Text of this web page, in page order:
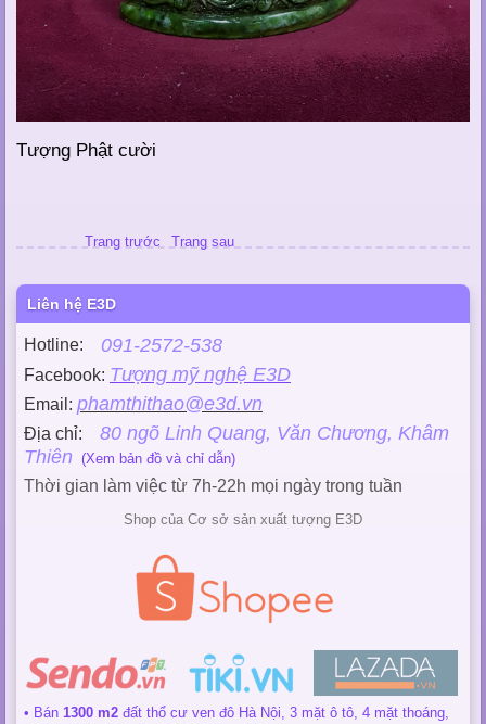
Tượng Phật cười
Trang trước Trang sau
Liên hệ E3D
Hotline: 091-2572-538
Facebook: Tượng mỹ nghệ E3D
Email: phamthithao@e3d.vn
Địa chỉ: 80 ngõ Linh Quang, Văn Chương, Khâm
Thiên (Xem bản đồ và chỉ dẫn)
Thời gian làm việc từ 7h-22h mọi ngày trong tuần
Shop của Cơ sở sản xuất tượng E3D
• Bán 1300 m2 đất thổ cư ven đô Hà Nội, 3 mặt ô tô, 4 mặt thoáng,